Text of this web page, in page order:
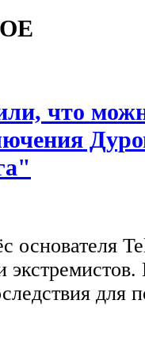
что
основателя
для